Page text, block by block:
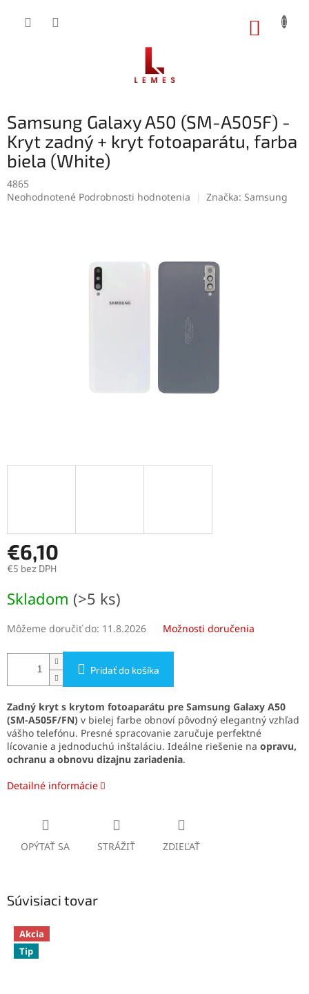
Samsung Galaxy A50 (SM-A505F) -
Kryt zadný + kryt fotoaparátu, farba
biela (White)
4865
Priemerné
Neohodnotené Podrobnosti hodnotenia Značka: Samsung
€6,10
€5 bez DPH
cena:
Skladom (>5 ks)
Môžeme doručiť do: 11.8.2026 Možnosti doručenia
Pridať do košíka
Zadný kryt s krytom fotoaparátu pre Samsung Galaxy A50
(SM-A505F/FN) v bielej farbe obnoví pôvodný elegantný vzhľad
vášho telefónu. Presné spracovanie zaručuje perfektné
lícovanie a jednoduchú inštaláciu. Ideálne riešenie na opravu,
ochranu a obnovu dizajnu zariadenia.
Detailné informácie
OPÝTAŤ SA STRÁŽIŤ ZDIEĽAŤ
Súvisiaci tovar
Akcia
Tip